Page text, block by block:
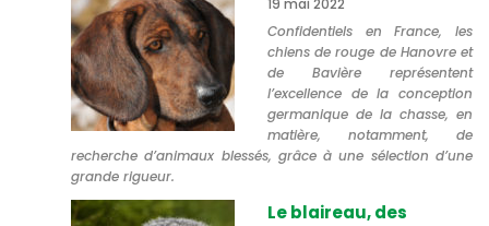
19 mai 2022
Confidentiels en France, les
chiens de rouge de Hanovre et
de Bavière représentent
l’excellence de la conception
germanique de la chasse, en
matière, notamment, de
recherche d’animaux blessés, grâce à une sélection d’une
grande rigueur.
Le blaireau, des